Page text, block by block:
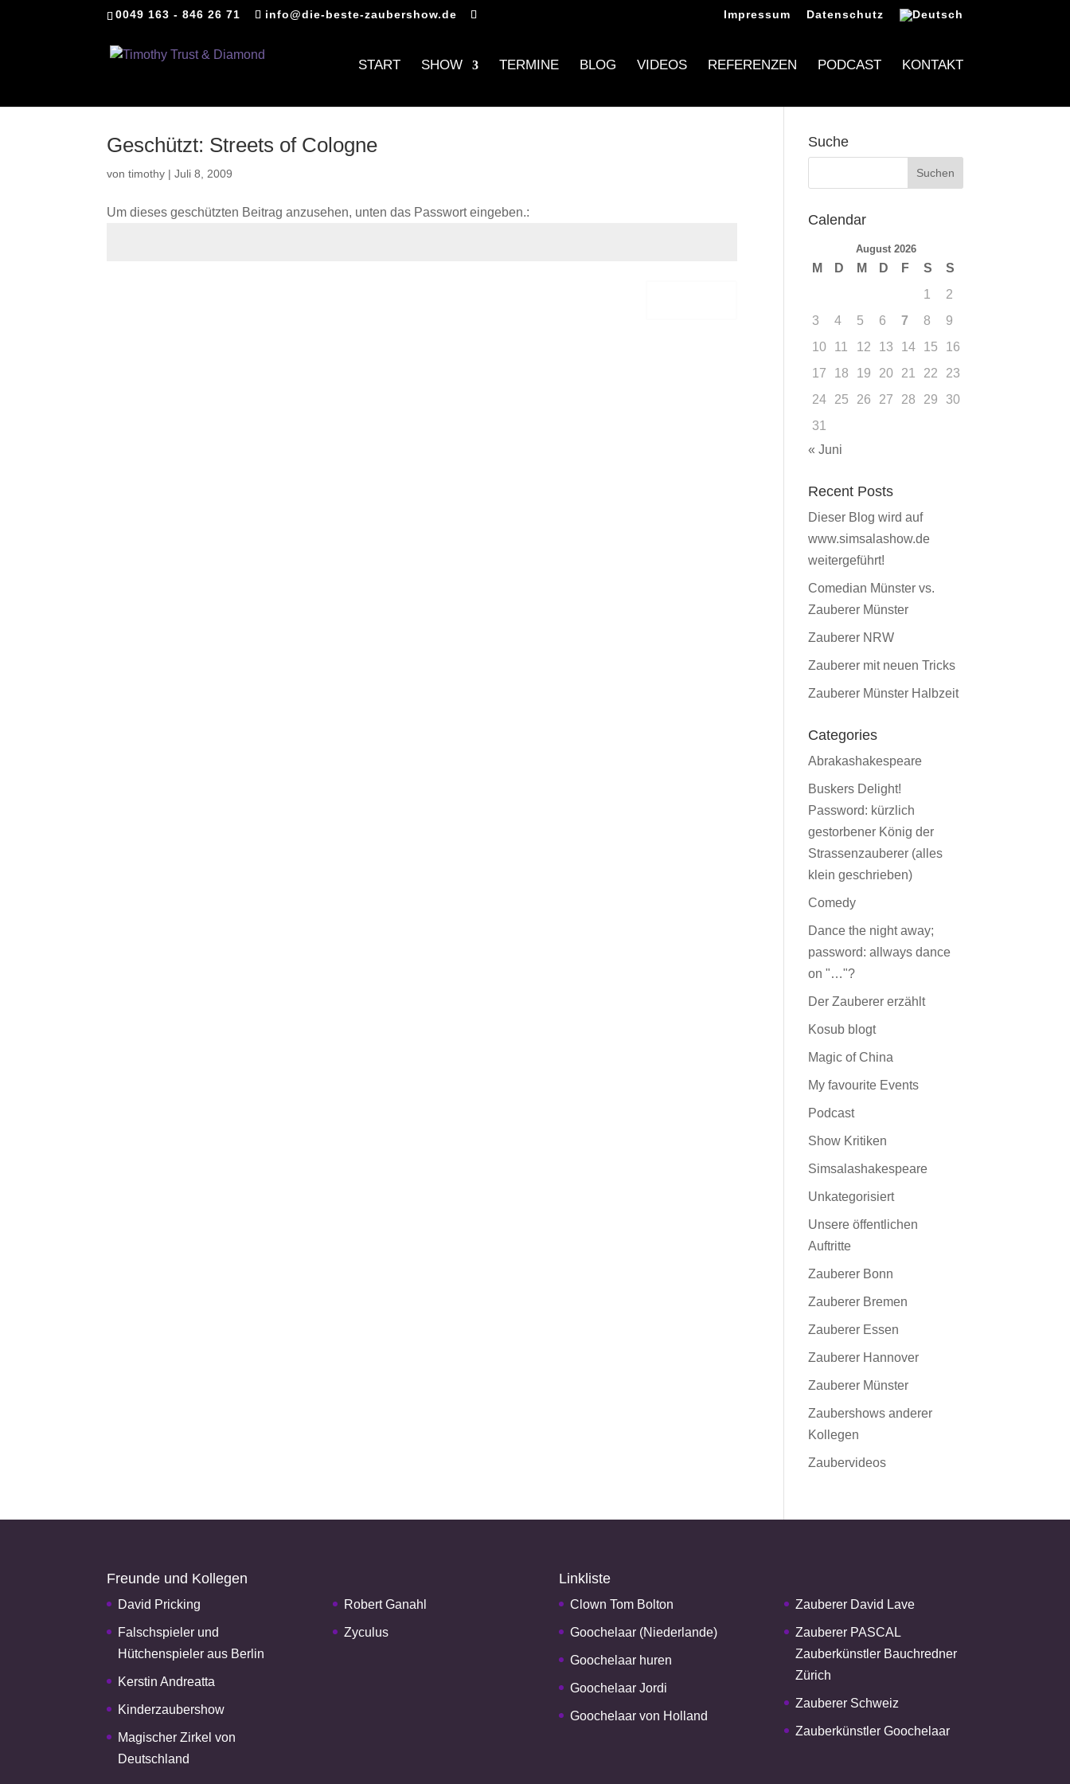
0049 163 - 846 26 71 info@die-beste-zaubershow.de Impressum Datenschutz
START SHOW TERMINE BLOG VIDEOS REFERENZEN PODCAST KONTAKT
Geschützt: Streets of Cologne
vontimothy |Juli 8, 2009
Um dieses geschützten Beitrag anzusehen, unten das Passwort eingeben.:
Suche
Calendar
August 2026
M D M D F S
S
1
2
3
4 5 6 7 8
9
10
11 12 13 14 15
16
17
18 19 20 21 22
23
24
25 26 27 28 29
30
31
« Juni
Recent Posts
Dieser Blog wird auf
www.simsalashow.de
weitergeführt!
Comedian Münster vs.
Zauberer Münster
Zauberer NRW
Zauberer mit neuen Tricks
Zauberer Münster Halbzeit
Categories
Abrakashakespeare
Buskers Delight!
Password: kürzlich
gestorbener König der
Strassenzauberer (alles
klein geschrieben)
Comedy
Dance the night away;
password: allways dance
on "…"?
Der Zauberer erzählt
Kosub blogt
Magic of China
My favourite Events
Podcast
Show Kritiken
Simsalashakespeare
Unkategorisiert
Unsere öffentlichen
Auftritte
Zauberer Bonn
Zauberer Bremen
Zauberer Essen
Zauberer Hannover
Zauberer Münster
Zaubershows anderer
Kollegen
Zaubervideos
Freunde und Kollegen
David Pricking
Falschspieler und
Hütchenspieler aus Berlin
Kerstin Andreatta
Kinderzaubershow
Magischer Zirkel von
Deutschland
Robert Ganahl
Zyculus
Linkliste
Clown Tom Bolton
Goochelaar (Niederlande)
Goochelaar huren
Goochelaar Jordi
Goochelaar von Holland
Zauberer David Lave
Zauberer PASCAL
Zauberkünstler Bauchredner
Zürich
Zauberer Schweiz
Zauberkünstler Goochelaar